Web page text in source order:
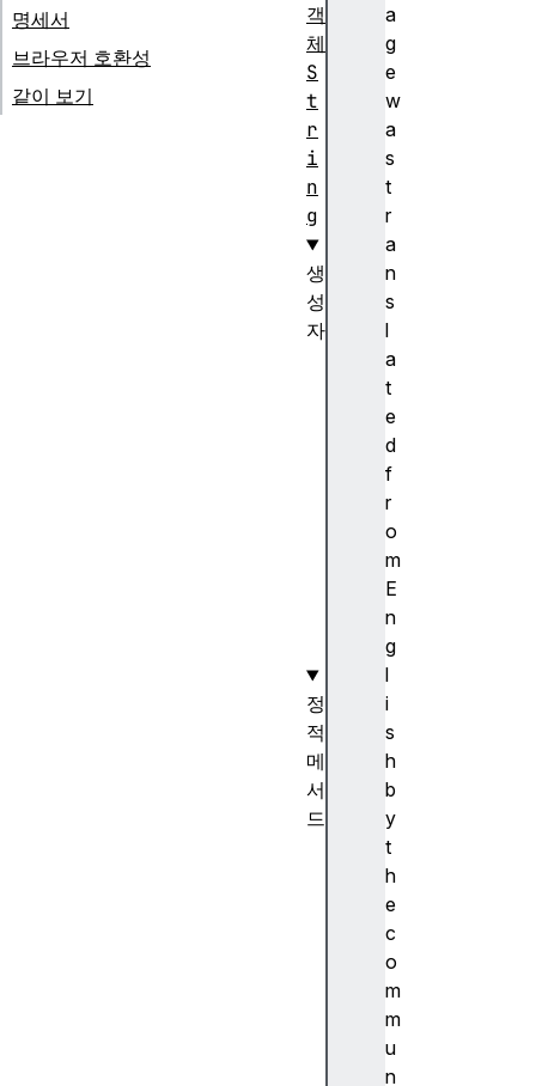
a
g
e
w
a
s
t
r
a
n
s
l
a
t
e
d
f
r
o
m
E
n
g
l
i
s
h
b
y
t
h
e
c
o
m
m
u
n
명세서
브라우저 호환성
같이 보기
객
체
S
t
r
i
n
g
생
성
자
정
적
메
서
드